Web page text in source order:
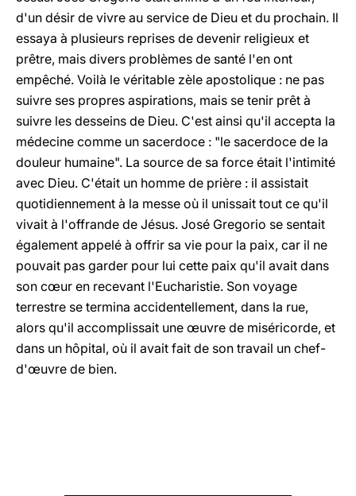
d'un désir de vivre au service de Dieu et du prochain. Il
essaya à plusieurs reprises de devenir religieux et
prêtre, mais divers problèmes de santé l'en ont
empêché. Voilà le véritable zèle apostolique : ne pas
suivre ses propres aspirations, mais se tenir prêt à
suivre les desseins de Dieu. C'est ainsi qu'il accepta la
médecine comme un sacerdoce : "le sacerdoce de la
douleur humaine". La source de sa force était l'intimité
avec Dieu. C'était un homme de prière : il assistait
quotidiennement à la messe où il unissait tout ce qu'il
vivait à l'offrande de Jésus. José Gregorio se sentait
également appelé à offrir sa vie pour la paix, car il ne
pouvait pas garder pour lui cette paix qu'il avait dans
son cœur en recevant l'Eucharistie. Son voyage
terrestre se termina accidentellement, dans la rue,
alors qu'il accomplissait une œuvre de miséricorde, et
dans un hôpital, où il avait fait de son travail un chef-
d'œuvre de bien.